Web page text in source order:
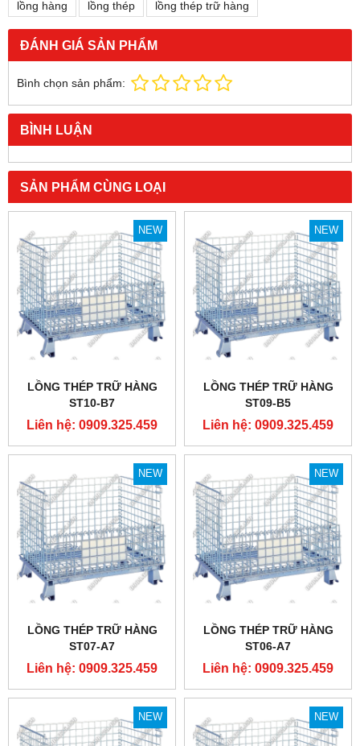
lồng hàng lồng thép lồng thép trữ hàng
ĐÁNH GIÁ SẢN PHẨM
Bình chọn sản phẩm:
BÌNH LUẬN
SẢN PHẨM CÙNG LOẠI
NEW
LỒNG THÉP TRỮ HÀNG
ST10-B7
Liên hệ: 0909.325.459
NEW
LỒNG THÉP TRỮ HÀNG
ST09-B5
Liên hệ: 0909.325.459
NEW
LỒNG THÉP TRỮ HÀNG
ST07-A7
Liên hệ: 0909.325.459
NEW
LỒNG THÉP TRỮ HÀNG
ST06-A7
Liên hệ: 0909.325.459
NEW NEW